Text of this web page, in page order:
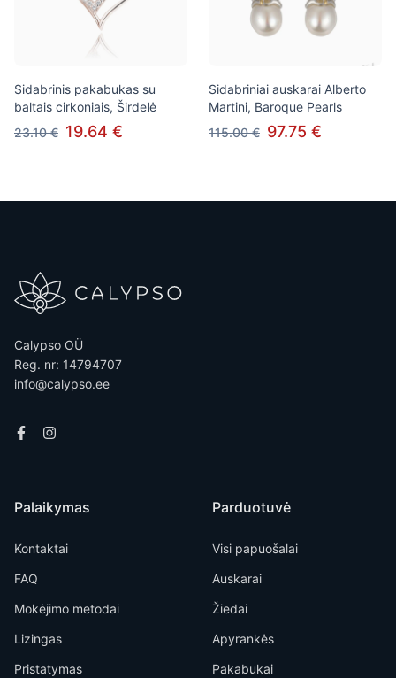
Sidabrinis pakabukas su
baltais cirkoniais, Širdelė
23.10 € 19.64 €
Sidabriniai auskarai Alberto
Martini, Baroque Pearls
115.00 € 97.75 €
Calypso OÜ
Reg. nr: 14794707
info@calypso.ee
Palaikymas
Kontaktai
FAQ
Mokėjimo metodai
Lizingas
Pristatymas
Parduotuvė
Visi papuošalai
Auskarai
Žiedai
Apyrankės
Pakabukai